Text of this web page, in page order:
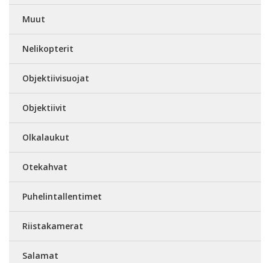
Muut
Nelikopterit
Objektiivisuojat
Objektiivit
Olkalaukut
Otekahvat
Puhelintallentimet
Riistakamerat
Salamat